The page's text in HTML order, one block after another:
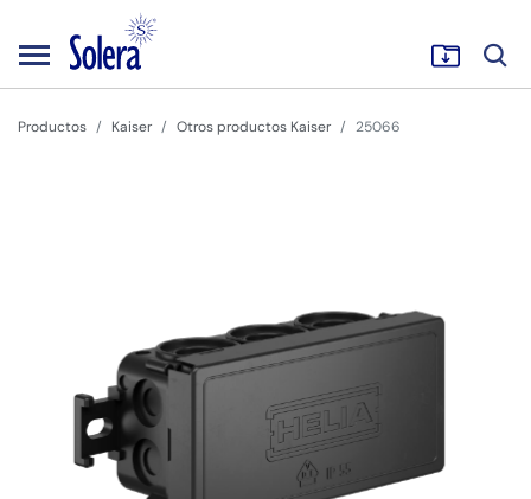
Productos Kaiser Otros productos Kaiser 25066